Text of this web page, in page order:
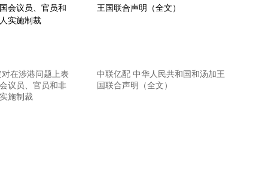
在涉港问题上表
议员、官员和非
施制裁
中联亿配 中华人民共和国和汤加王
国联合声明（全文）